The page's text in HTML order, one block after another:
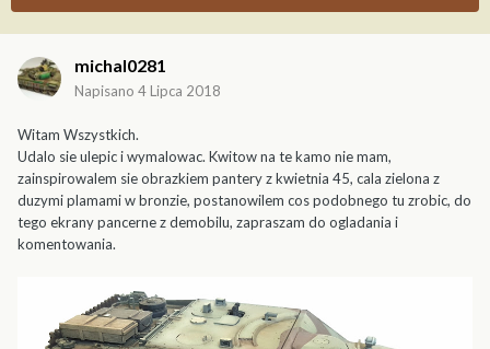
michal0281
Napisano 4 Lipca 2018
Witam Wszystkich.
Udalo sie ulepic i wymalowac. Kwitow na te kamo nie mam,
zainspirowalem sie obrazkiem pantery z kwietnia 45, cala zielona z
duzymi plamami w bronzie, postanowilem cos podobnego tu zrobic, do
tego ekrany pancerne z demobilu, zapraszam do ogladania i
komentowania.